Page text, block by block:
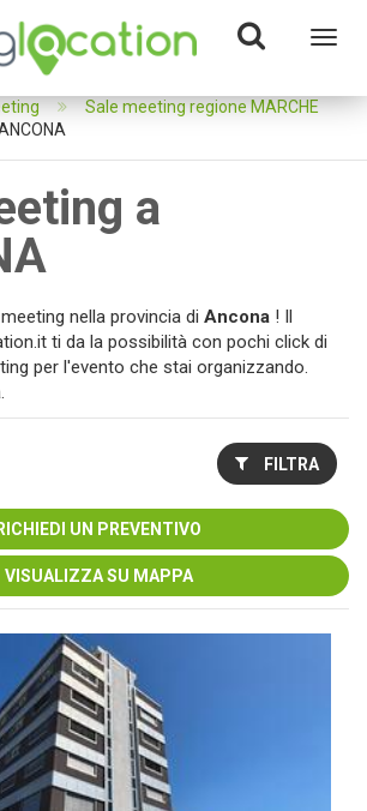
Sale meeting regione MARCHE
a
nella provincia di Ancona ! Il
ti da la possibilità con pochi click di
per l'evento che stai organizzando.
FILTRA
RICHIEDI UN PREVENTIVO
VISUALIZZA SU MAPPA